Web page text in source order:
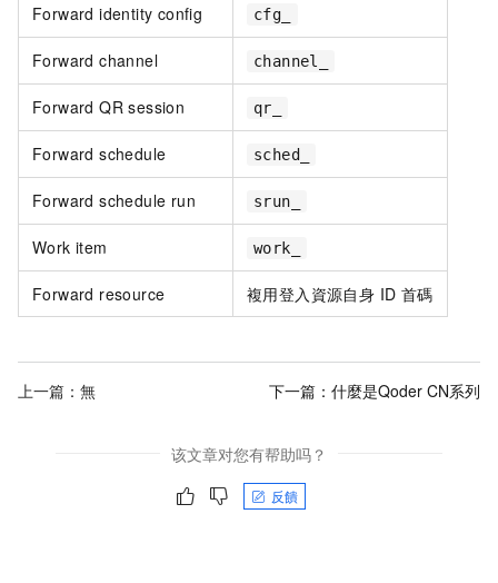
Forward identity config cfg_
Forward channel channel_
Forward QR session qr_
Forward schedule sched_
Forward schedule run srun_
Work item work_
Forward resource 複用登入資源自身 ID 首碼
上一篇：無 下一篇： 什麼是Qoder CN系列
该文章对您有帮助吗？
反饋